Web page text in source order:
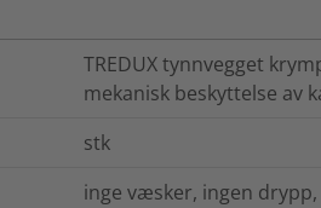
TREDUX tynnvegget
mekanisk beskyttelse av
stk
inge væsker, ingen